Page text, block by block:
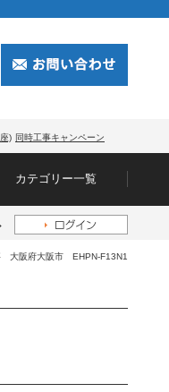
) 同時工事キャンペーン
カテゴリー一覧
大阪府大阪市 EHPN-F13N1